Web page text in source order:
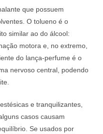
que possuem
O tolueno é o
similar ao do álcool:
motora e, no extremo,
do lança-perfume é o
nervoso central, podendo
e tranquilizantes,
casos causam
Se usados por